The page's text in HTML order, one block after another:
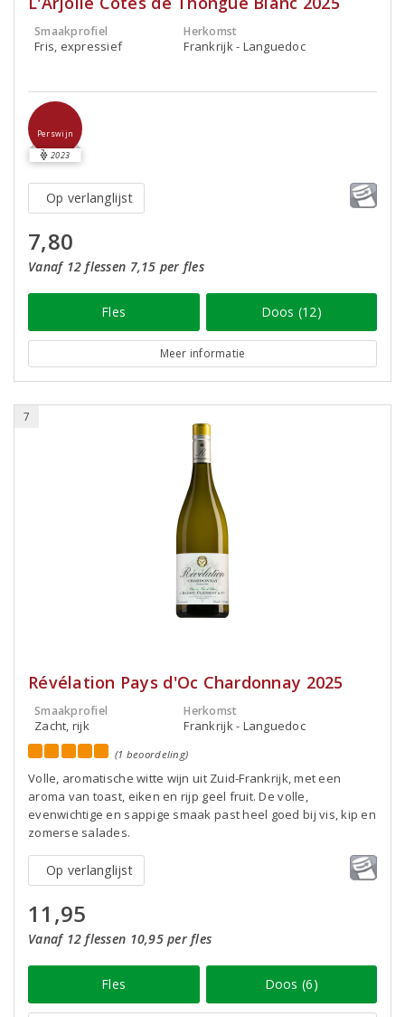
Smaakprofiel
Fris, expressief
Herkomst
Frankrijk - Languedoc
Perswijn
2023
Op verlanglijst
7,80
Vanaf 12 flessen 7,15 per fles
Fles Doos (12)
Meer informatie
7
Révélation Pays d'Oc Chardonnay 2025
Smaakprofiel
Zacht, rijk
Herkomst
Frankrijk - Languedoc
(1 beoordeling)
Volle, aromatische witte wijn uit Zuid-Frankrijk, met een
aroma van toast, eiken en rijp geel fruit. De volle,
evenwichtige en sappige smaak past heel goed bij vis, kip en
zomerse salades.
Op verlanglijst
11,95
Vanaf 12 flessen 10,95 per fles
Fles Doos (6)